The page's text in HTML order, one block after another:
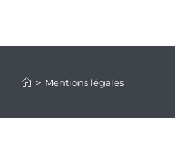
> Mentions légales